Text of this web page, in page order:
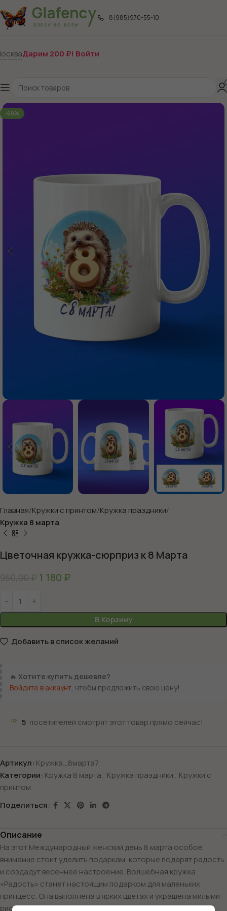
8(985)970-55-10
Дарим 200 ₽! Войти
-60%
Главная Кружки с принтом Кружка праздники
Кружка 8 марта
Цветочная кружка-сюрприз к 8 Марта
950,00₽ 1 180 ₽
В Корзину
Добавить в список желаний
🔥 Хотите купить дешевле?
Войдите в аккаунт , чтобы предложить свою цену!
5 посетителей смотрят этот товар прямо сейчас!
Артикул: Кружка_8марта7
Категории: Кружка 8 марта, Кружка праздники, Кружки с
принтом
Поделиться:
Описание
На этот Международный женский день 8 марта особое
внимание стоит уделить подаркам, которые подарят радость
и создадут весеннее настроение. Волшебная кружка
«Радость» станет настоящим подарком для маленьких
принцесс. Она выполнена в ярких цветах и украшена милыми
рисунками, которые добавят капельку магии в каждый